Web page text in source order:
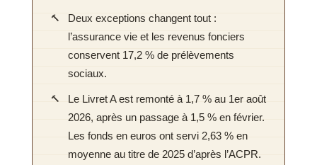
Deux exceptions changent tout :
l’assurance vie et les revenus fonciers
conservent 17,2 % de prélèvements
sociaux.
Le Livret A est remonté à 1,7 % au 1er août
2026, après un passage à 1,5 % en février.
Les fonds en euros ont servi 2,63 % en
moyenne au titre de 2025 d’après l’ACPR.